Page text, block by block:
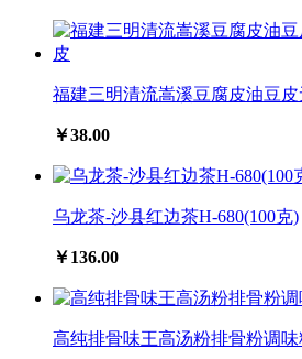
福建三明清流嵩溪豆腐皮油豆
￥38.00
乌龙茶-沙县红边茶H-680(100克)
￥136.00
高纯排骨味王高汤粉排骨粉调